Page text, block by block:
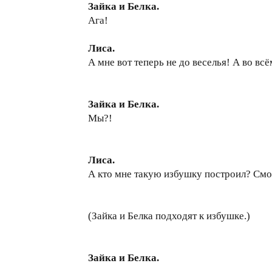
Зайка и Белка.
Ага!
Лиса.
А мне вот теперь не до веселья! А во
Зайка и Белка.
Мы?!
Лиса.
А кто мне такую избушку построил?
(Зайка и Белка подходят к избушке.)
Зайка и Белка.